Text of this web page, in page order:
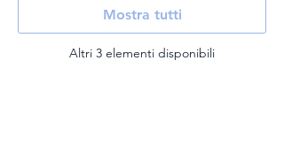
Altri 3 elementi disponibili
Mostra tutti